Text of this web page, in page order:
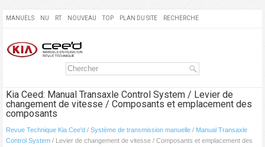
MANUELS NU RT NOUVEAU TOP PLAN DU SITE RECHERCHE
Kia Ceed: Manual Transaxle Control System / Levier de
changement de vitesse / Composants et emplacement des
composants
Revue Technique Kia Cee'd / Système de transmission manuelle / Manual Transaxle
Control System / Levier de changement de vitesse / Composants et emplacement des